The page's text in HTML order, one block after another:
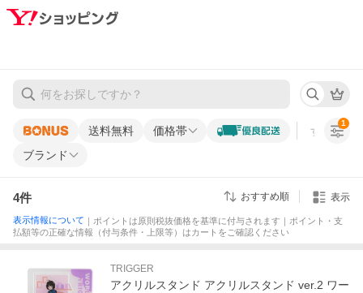
送料無料 価格帯 すべての条
ブランド
1
4件 おすすめ順 表示
表示情報について ｜ポイントは原則税抜価格を基準に付与されます｜ポイント・支
払額等の正確な情報（付与条件・上限等）はカートをご確認ください
TRIGGER
アクリルスタンド アクリルスタンド ver.2 ワー